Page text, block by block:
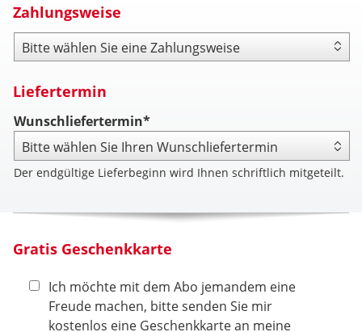
Zahlungsweise
Zahlungsweise
Liefertermin
Wunschliefertermin*
Der endgültige Lieferbeginn wird Ihnen schriftlich mitgeteilt.
Gratis Geschenkkarte
Ich möchte mit dem Abo jemandem eine
Freude machen, bitte senden Sie mir
kostenlos eine Geschenkkarte an meine